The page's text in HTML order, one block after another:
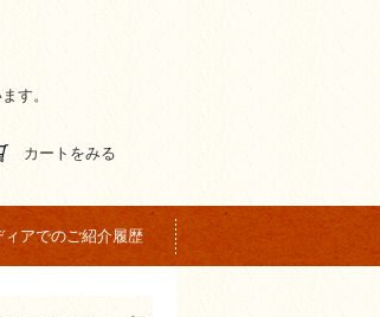
す。
カートをみる
ィアでのご紹介履歴